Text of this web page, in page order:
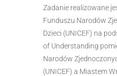
Zadanie realizowane
Funduszu Narodów
Dzieci (UNICEF) na
of Understanding
Narodów
(UNICEF) a Miastem